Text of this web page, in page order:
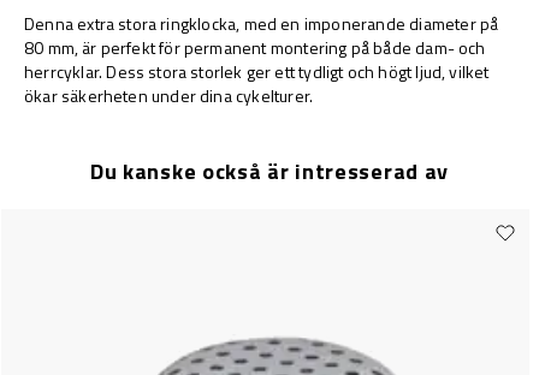
Denna extra stora ringklocka, med en imponerande diameter på
80 mm, är perfekt för permanent montering på både dam- och
herrcyklar. Dess stora storlek ger ett tydligt och högt ljud, vilket
ökar säkerheten under dina cykelturer.
Du kanske också är intresserad av